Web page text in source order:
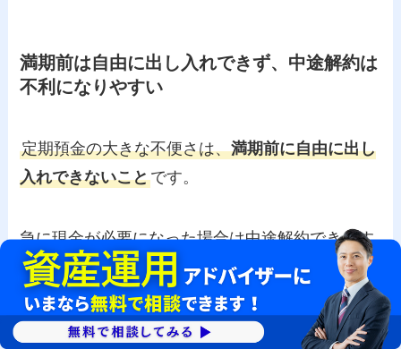
満期前は自由に出し入れできず、中途解約は
不利になりやすい
定期預金の大きな不便さは、満期前に自由に出し
入れできないことです。
急に現金が必要になった場合は中途解約できます
が、当初の約定利率ではなく、金融機関が定める
中途解約利率が適用されるのが一般的です。